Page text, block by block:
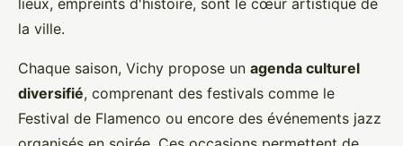
lieux, empreints d'histoire, sont le cœur artistique de
la ville.
Chaque saison, Vichy propose un agenda culturel
diversifié, comprenant des festivals comme le
Festival de Flamenco ou encore des événements jazz